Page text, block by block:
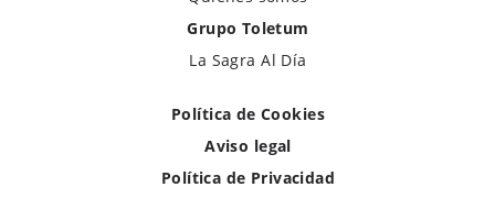
Grupo Toletum
La Sagra Al Día
Política de Cookies
Aviso legal
Política de Privacidad